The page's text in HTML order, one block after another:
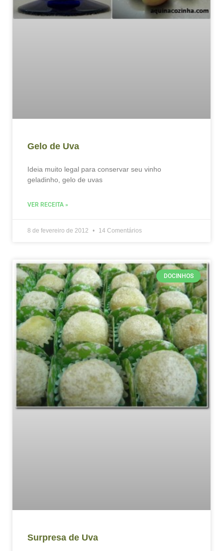
Gelo de Uva
Ideia muito legal para conservar seu vinho
geladinho, gelo de uvas
VER RECEITA »
8 de fevereiro de 2012 14 Comentários
DOCINHOS
Surpresa de Uva